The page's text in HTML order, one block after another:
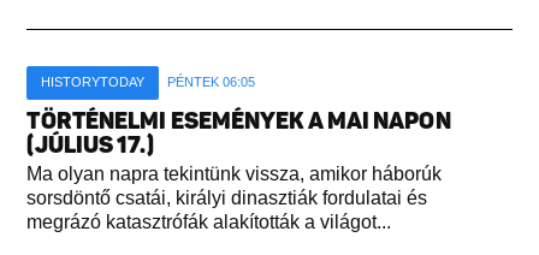
HISTORYTODAY PÉNTEK 06:05
TÖRTÉNELMI ESEMÉNYEK A MAI NAPON
(JÚLIUS 17.)
Ma olyan napra tekintünk vissza, amikor háborúk
sorsdöntő csatái, királyi dinasztiák fordulatai és
megrázó katasztrófák alakították a világot...